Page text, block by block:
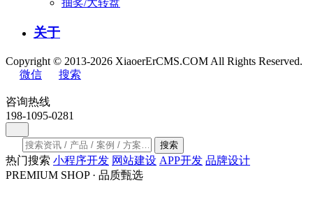
抽奖/大转盘
关于
Copyright © 2013-2026 XiaoerErCMS.COM All Rights Reserved.
微信
搜索
咨询热线
198-1095-0281
搜索
热门搜索 小程序开发 网站建设 APP开发 品牌设计
PREMIUM SHOP · 品质甄选